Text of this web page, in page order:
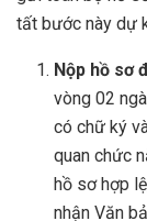
tất bước này dự
Nộp hồ sơ
vòng 02
có chữ ký
quan chức
hồ sơ hợp
nhận Văn